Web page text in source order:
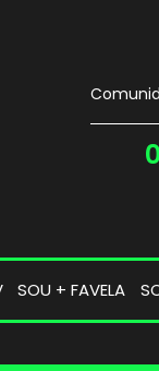
SOU + FAVELA